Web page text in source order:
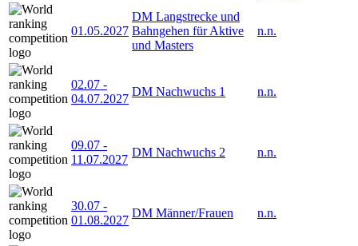
01.05.2027
DM Langstrecke und
Bahngehen für Aktive
und Masters
n.n.
02.07 -
04.07.2027
DM Nachwuchs 1 n.n.
09.07 -
11.07.2027
DM Nachwuchs 2 n.n.
30.07 -
01.08.2027
DM Männer/Frauen n.n.